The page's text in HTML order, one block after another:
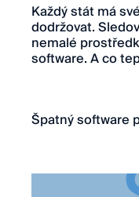
Každý stát má
dodržovat.
nemalé
software. A co
Špatný software